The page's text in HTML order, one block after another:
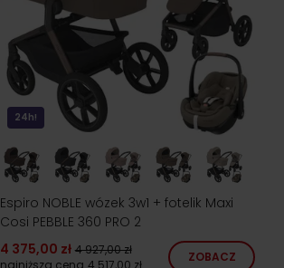
24h!
Espiro NOBLE wózek 3w1 + fotelik Maxi
Cosi PEBBLE 360 PRO 2
4 375,00 zł 4 927,00 zł
najniższa cena 4 517,00 zł
ZOBACZ